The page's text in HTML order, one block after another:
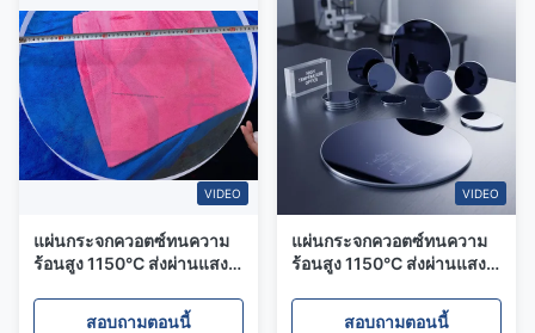
VIDEO
แผ่นกระจกควอตซ์ทนความ
ร้อนสูง 1150°C ส่งผ่านแสง
2.2g/cm³
สอบถามตอนนี้
VIDEO
แผ่นกระจกควอตซ์ทนความ
ร้อนสูง 1150°C ส่งผ่านแสง
2.2g/cm³
สอบถามตอนนี้